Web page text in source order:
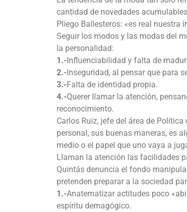
cantidad de novedades
Pliego Ballesteros: «es real nuestra
Seguir los modos y las modas del
la personalidad:
1.-Influenciabilidad y falta de
2.-Inseguridad, al pensar que para
3.-Falta de identidad propia.
4.-Querer llamar la atención,
reconocimiento.
Carlos Ruiz, jefe del área de
personal, sus buenas maneras, es
medio o el papel que uno vaya a
Llaman la atención las facilidades
Quintás denuncia el fondo
pretenden preparar a la sociedad
1.-Anatematizar actitudes poco
espíritu demagógico.